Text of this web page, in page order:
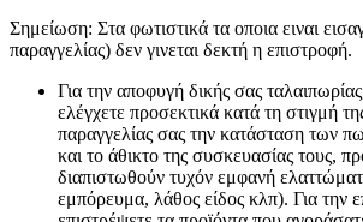
Σημείωση: Στα φωτιστικά τα οποια ειναι
παραγγελίας) δεν γινεται δεκτή η επιστροφή.
Για την αποφυγή δικής σας
ελέγχετε προσεκτικά κατά τη στιγμή
παραγγελίας σας την κατάσταση των
και το άθικτο της συσκευασίας τους,
διαπιστωθούν τυχόν εμφανή
εμπόρευμα, λάθος είδος κλπ). Για την